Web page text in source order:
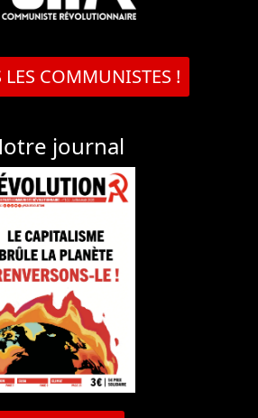
LES COMMUNISTES !
journal